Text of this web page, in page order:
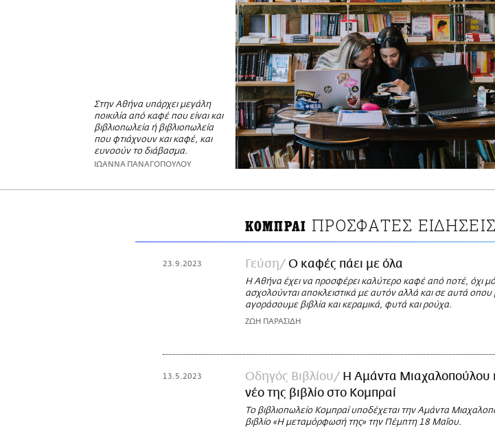
Στην Αθήνα υπάρχει μεγάλη
ποικιλία από καφέ που είναι και
βιβλιοπωλεία ή βιβλιοπωλεία
που φτιάχνουν και καφέ, και
ευνοούν το διάβασμα.
ΙΩΑΝΝΑ ΠΑΝΑΓΟΠΟΥΛΟΥ
ΚΟΜΠΡΑΙ ΠΡΟΣΦΑΤΕΣ ΕΙΔΗΣΕΙΣ
23.9.2023 Γεύση Ο καφές πάει με όλα
Η Αθήνα έχει να προσφέρει καλύτερο καφέ από ποτέ, όχι
ασχολούνται αποκλειστικά με αυτόν αλλά και σε αυτά
αγοράσουμε βιβλία και κεραμικά, φυτά και ρούχα.
ΖΩΗ ΠΑΡΑΣΙΔΗ
13.5.2023 Οδηγός Βιβλίου
Η Αμάντα Μιαχαλοπούλου
νέο της βιβλίο στο Κομπραί
Το βιβλιοπωλείο Κομπραί υποδέχεται την Αμάντα
βιβλίο «Η μεταμόρφωσή της» την Πέμπτη 18 Μαΐου.